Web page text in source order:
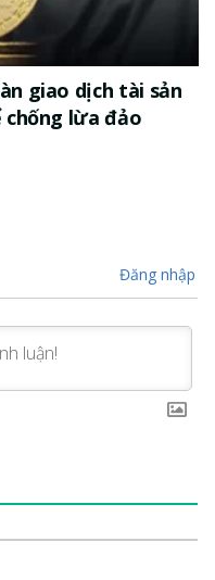
giao dịch tài sản
lừa đảo
Đăng nhập